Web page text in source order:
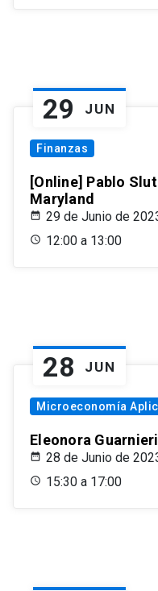
29 JUN
Finanzas
[Online] Pablo
Maryland
29 de Junio de
12:00 a 13:00
28 JUN
Microeconomía
Eleonora
28 de Junio de
15:30 a 17:00